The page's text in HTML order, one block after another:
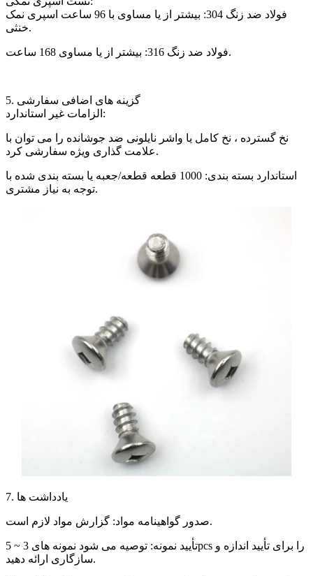
فولاد ضد زنگ 304: بیشتر از یا مساوی با 96 ساعت اسپری نمک
خنثی.
فولاد ضد زنگ 316: بیشتر از یا مساوی 168 ساعت.
5. گزینه های اضافی سفارشی
الزامات غیر استاندارد:
نخ گسترده ، نخ کامل یا واشر نایلونی ضد جوشانده را می توان با
علامت گذاری ویژه سفارشی کرد.
استاندارد بسته بندی: 1000 قطعه قطعه/جعبه یا بسته بندی شده با
توجه به نیاز مشتری.
7. یادداشت ها
صدور گواهینامه مواد: گزارش مواد لازم است.
تأیید نمونه: توصیه می شود نمونه های 3 ~ 5pcs را برای تأیید اندازه و
سازگاری ارائه دهید.